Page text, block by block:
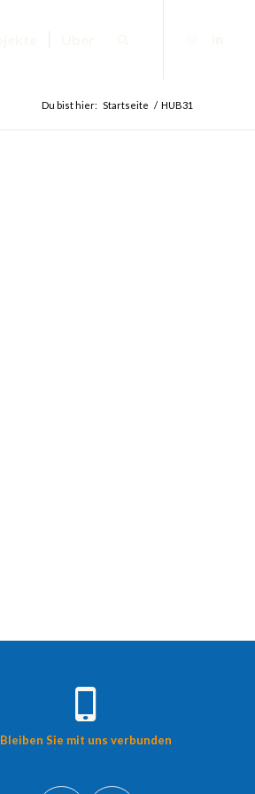
Du bist hier: Startseite / HUB31
Bleiben Sie mit uns verbunden